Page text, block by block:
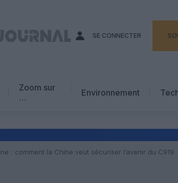
SE CONNECTER
Zoom sur
…
Avis d’expert
Environnement
: comment la Chine veut sécuriser l’avenir du C919